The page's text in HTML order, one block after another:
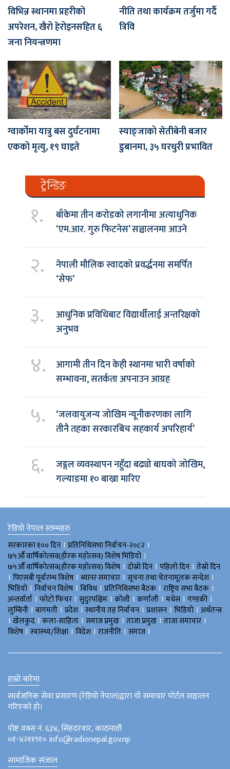
विभिन्न स्थानमा प्रहरीको
अपरेशन, खैरो हेरोइनसहित ६
जना नियन्त्रणमा
नीति तथा कार्यक्रम तर्जुमा गर्दै
त्रिवि
ग्वार्कोमा यात्रु बस दुर्घटनामा
एकको मृत्यु, १९ घाइते
स्याङ्जाको सेतीबेनी बजार
डुबानमा, ३५ घरधुरी प्रभावित
ट्रेन्डिङ
१.
बाँकेमा तीन करोडको लगानीमा अत्याधुनिक
‘एम.आर. गुरु फिटनेस’ सञ्चालनमा आउने
२.
नेपाली मौलिक स्वादको प्रवर्द्धनमा समर्पित
‘सेफ’
३.
आधुनिक प्रविधिबाट विद्यार्थीलाई अन्तरिक्षको
अनुभव
४.
आगामी तीन दिन केही स्थानमा भारी वर्षाको
सम्भावना, सतर्कता अपनाउन आग्रह
५.
‘जलवायुजन्य जोखिम न्यूनीकरणका लागि
तीनै तहका सरकारबिच सहकार्य अपरिहार्य’
६.
जङ्गल व्यवस्थापन नहुँदा बढ्यो बाघको जोखिम,
गल्याङमा १० बाख्रा मारिए
रेडियो नेपाल स्तम्भहरु
सरकारका १०० दिन । प्रतिनिधिसभा निर्वाचन-२०८२ ।
७५औँ वार्षिकोत्सव(हीरक महोत्सव) विशेष भिडियाे ।
७५औँ वार्षिकोत्सव(हीरक महोत्सव) विशेष । दोस्रो दिन । पहिलो दिन । तेस्रो दिन
। पिएसबी पूर्वारम्भ विशेष । ब्यानर समाचार । सूचना तथा चेतनामूलक सन्देश ।
भिडियाे । निर्वाचन विशेष । बिविध। प्रतिनिधिसभा बैठक । राष्ट्रिय सभा बैठक ।
अन्तर्वार्ता । फोटो फिचर । सुदुरपश्चिम । काेशी । कर्णाली । मधेस । गण्डकी ।
लुम्बिनी । बागमती । प्रदेश । स्थानीय तह निर्वाचन । प्रशासन । भिडियो । अर्थतन्त्र
। खेलकुद । कला-साहित्य । समाज प्रमुख । ताजा प्रमुख । ताजा समाचार ।
विशेष । स्वास्थ्य/शिक्षा । विदेश । राजनीति । समाज ।
हाम्रो बारेमा
सार्वजनिक सेवा प्रसारण (रेडियो नेपाल)द्वारा यो समाचार पोर्टल सञ्चालन
गरिएको हो।
पोष्ट वक्स नं. ६३४, सिंहदरवार, काठमाडौं
०१-४२११९१० info@radionepal.gov.np
सामाजिक संजाल